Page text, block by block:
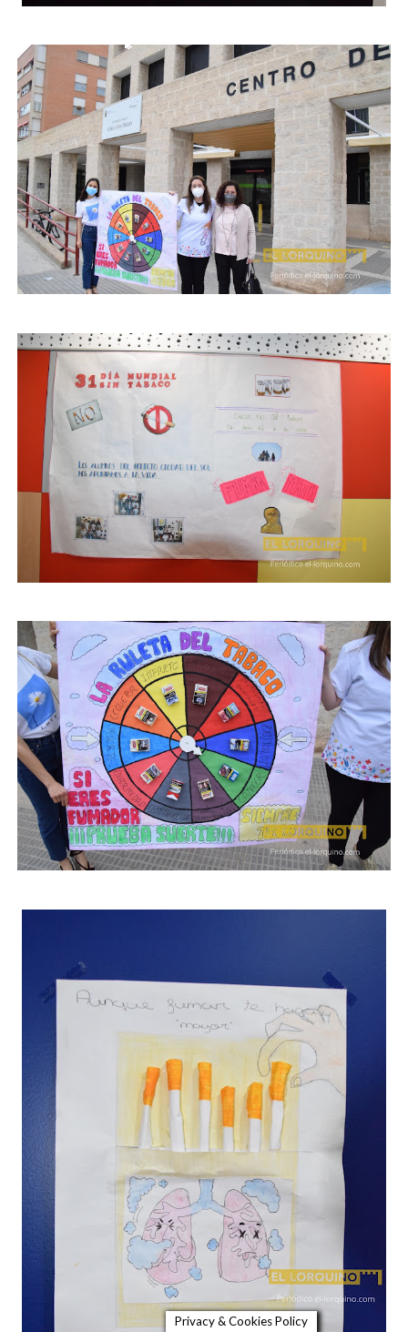
Privacy & Cookies Policy